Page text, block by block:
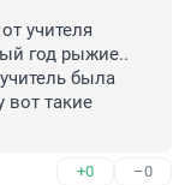
учителя
год рыжие..
была
вот такие
+0 –0